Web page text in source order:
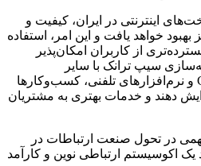
اینترنتی در ایران، کیفیت و
خواهد یافت و این امر، استفاده
از کاربران امکان‌پذیر
سیپ ترانک با سایر
سیستم‌های تجاری مانند CRM و نرم‌افزارهای تلفنی، کسب‌وکارها
دهند و خدمات بهتری به مشتریان
در تحول صنعت ارتباطات در
یک اکوسیستم ارتباطی نوین و کارآمد